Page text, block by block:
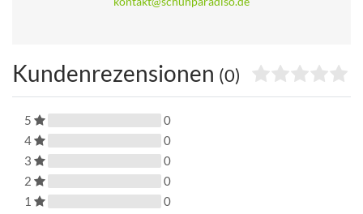
Kundenrezensionen (0)
5
0
4
0
3
0
2
0
1
0